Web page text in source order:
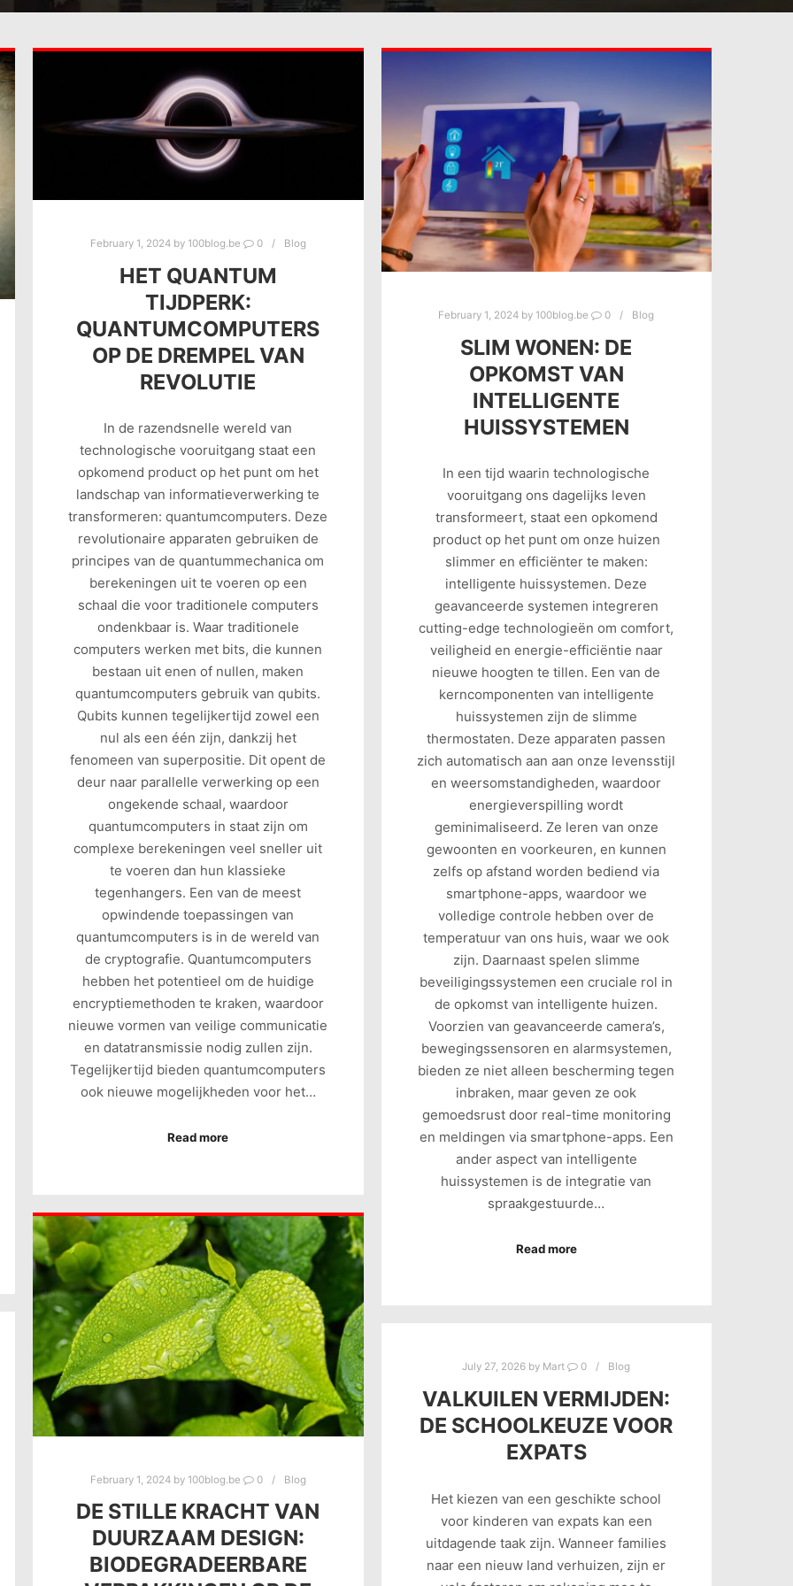
February 1, 2024by 100blog.be 0 Blog
HET QUANTUM
TIJDPERK:
QUANTUMCOMPUTERS
OP DE DREMPEL VAN
REVOLUTIE
In de razendsnelle wereld van
technologische vooruitgang staat een
opkomend product op het punt om het
landschap van informatieverwerking te
transformeren: quantumcomputers. Deze
revolutionaire apparaten gebruiken de
principes van de quantummechanica om
berekeningen uit te voeren op een
schaal die voor traditionele computers
ondenkbaar is. Waar traditionele
computers werken met bits, die kunnen
bestaan uit enen of nullen, maken
quantumcomputers gebruik van qubits.
Qubits kunnen tegelijkertijd zowel een
nul als een één zijn, dankzij het
fenomeen van superpositie. Dit opent de
deur naar parallelle verwerking op een
ongekende schaal, waardoor
quantumcomputers in staat zijn om
complexe berekeningen veel sneller uit
te voeren dan hun klassieke
tegenhangers. Een van de meest
opwindende toepassingen van
quantumcomputers is in de wereld van
de cryptografie. Quantumcomputers
hebben het potentieel om de huidige
encryptiemethoden te kraken, waardoor
nieuwe vormen van veilige communicatie
en datatransmissie nodig zullen zijn.
Tegelijkertijd bieden quantumcomputers
ook nieuwe mogelijkheden voor het…
Read more
February 1, 2024 by 100blog.be 0 Blog
SLIM WONEN: DE
OPKOMST VAN
INTELLIGENTE
HUISSYSTEMEN
In een tijd waarin technologische
vooruitgang ons dagelijks leven
transformeert, staat een opkomend
product op het punt om onze huizen
slimmer en efficiënter te maken:
intelligente huissystemen. Deze
geavanceerde systemen integreren
cutting-edge technologieën om comfort,
veiligheid en energie-efficiëntie naar
nieuwe hoogten te tillen. Een van de
kerncomponenten van intelligente
huissystemen zijn de slimme
thermostaten. Deze apparaten passen
zich automatisch aan aan onze levensstijl
en weersomstandigheden, waardoor
energieverspilling wordt
geminimaliseerd. Ze leren van onze
gewoonten en voorkeuren, en kunnen
zelfs op afstand worden bediend via
smartphone-apps, waardoor we
volledige controle hebben over de
temperatuur van ons huis, waar we ook
zijn. Daarnaast spelen slimme
beveiligingssystemen een cruciale rol in
de opkomst van intelligente huizen.
Voorzien van geavanceerde camera’s,
bewegingssensoren en alarmsystemen,
bieden ze niet alleen bescherming tegen
inbraken, maar geven ze ook
gemoedsrust door real-time monitoring
en meldingen via smartphone-apps. Een
ander aspect van intelligente
huissystemen is de integratie van
spraakgestuurde…
Read more
February 1, 2024by 100blog.be 0 Blog
DE STILLE KRACHT VAN
DUURZAAM DESIGN:
BIODEGRADEERBARE
July 27, 2026 by Mart 0 Blog
VALKUILEN VERMIJDEN:
DE SCHOOLKEUZE VOOR
EXPATS
Het kiezen van een geschikte school
voor kinderen van expats kan een
uitdagende taak zijn. Wanneer families
naar een nieuw land verhuizen, zijn er